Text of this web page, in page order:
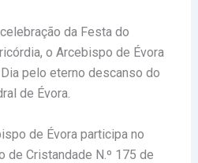
da Festa do
o Arcebispo de Évora
pelo eterno descanso do
de Évora.
de Évora participa no
de Cristandade N.º 175 de